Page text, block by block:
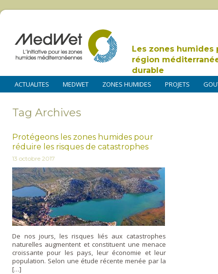
Les zones humides
région
durable
ACTUALITES MEDWET ZONES HUMIDES PROJETS
Tag Archives
Protégeons les zones humides pour
réduire les risques de catastrophes
13 octobre 2017
De nos jours, les risques liés aux catastrophes
naturelles augmentent et constituent une menace
croissante pour les pays, leur économie et leur
population. Selon une étude récente menée par la
[…]